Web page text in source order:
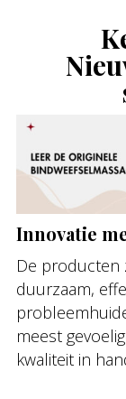
Innovatie
De producten
duurzaam,
meest
kwaliteit in